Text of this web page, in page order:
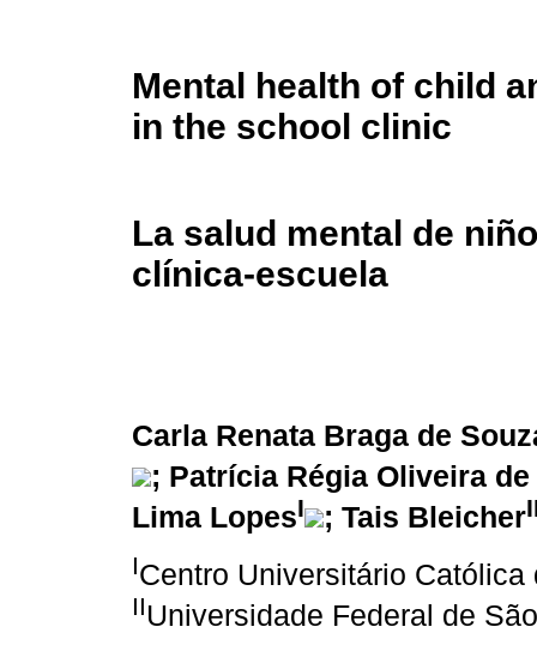
Mental health of child
in the school clinic
La salud mental de
clínica-escuela
Carla Renata Braga de
; Patrícia Régia Oliveira
Lima LopesI ; Tais Bleicher
ICentro Universitário
IIUniversidade Federal de